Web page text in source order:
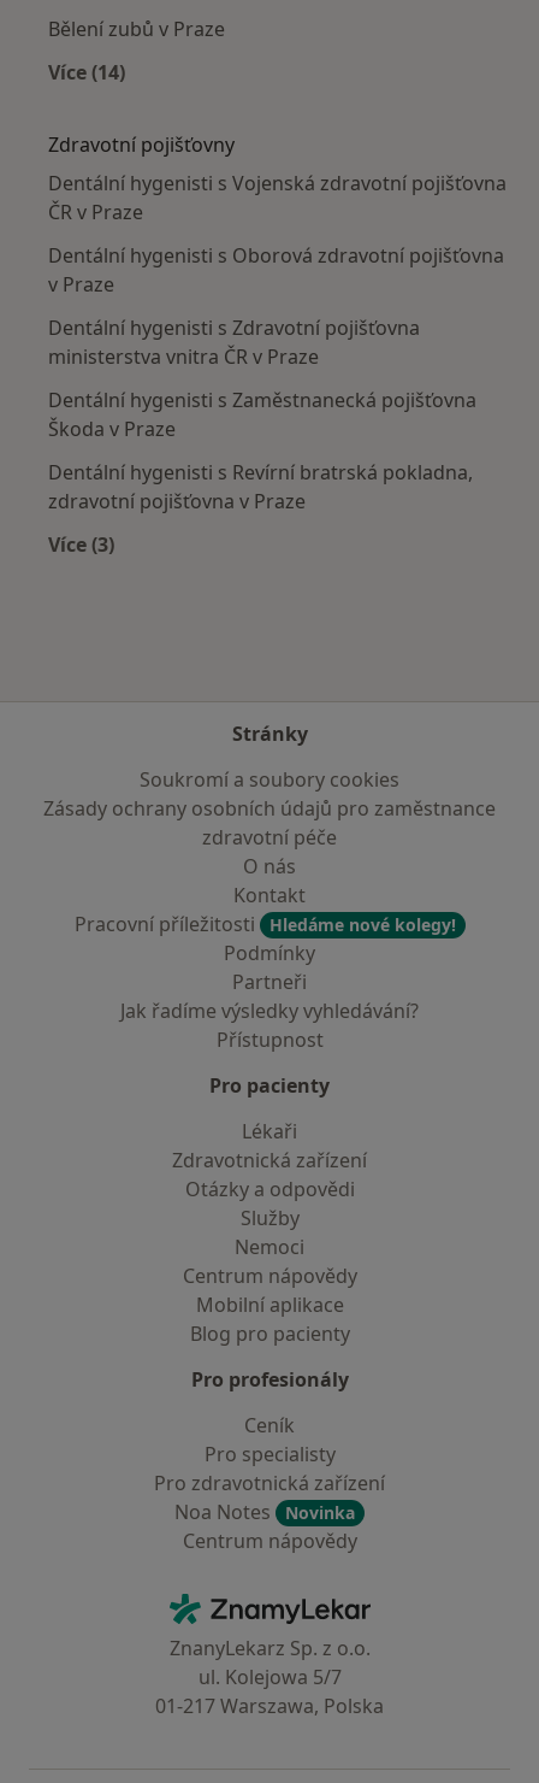
Bělení zubů v Praze
Více (14)
Zdravotní pojišťovny
Dentální hygenisti s Vojenská zdravotní pojišťovna
ČR v Praze
Dentální hygenisti s Oborová zdravotní pojišťovna
v Praze
Dentální hygenisti s Zdravotní pojišťovna
ministerstva vnitra ČR v Praze
Dentální hygenisti s Zaměstnanecká pojišťovna
Škoda v Praze
Dentální hygenisti s Revírní bratrská pokladna,
zdravotní pojišťovna v Praze
Více (3)
Stránky
Soukromí a soubory cookies
Zásady ochrany osobních údajů pro zaměstnance
zdravotní péče
O nás
Kontakt
Pracovní příležitosti
Hledáme nové kolegy!
Podmínky
Partneři
Jak řadíme výsledky vyhledávání?
Přístupnost
Pro pacienty
Lékaři
Zdravotnická zařízení
Otázky a odpovědi
Služby
Nemoci
Centrum nápovědy
Mobilní aplikace
Blog pro pacienty
Pro profesionály
Ceník
Pro specialisty
Pro zdravotnická zařízení
Noa Notes
Novinka
Centrum nápovědy
ZnamyLekar - Hlavní stránka
ZnanyLekarz Sp. z o.o.
ul. Kolejowa 5/7
01-217 Warszawa, Polska